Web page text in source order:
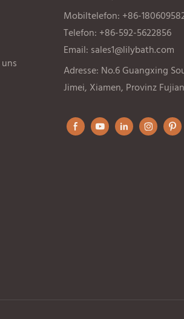
Mobiltelefon: +86-
Telefon: +86-592-5622856
Email: sales1@lilybath.com
Adresse: No.6 Guangxing
Jimei, Xiamen, Provinz